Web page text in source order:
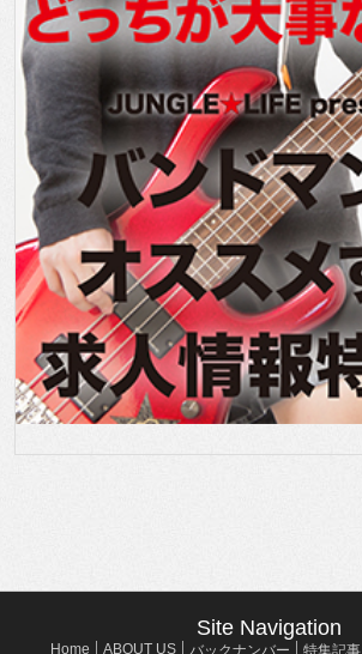
Site Navigation
Home ABOUT US バックナンバー 特集記事